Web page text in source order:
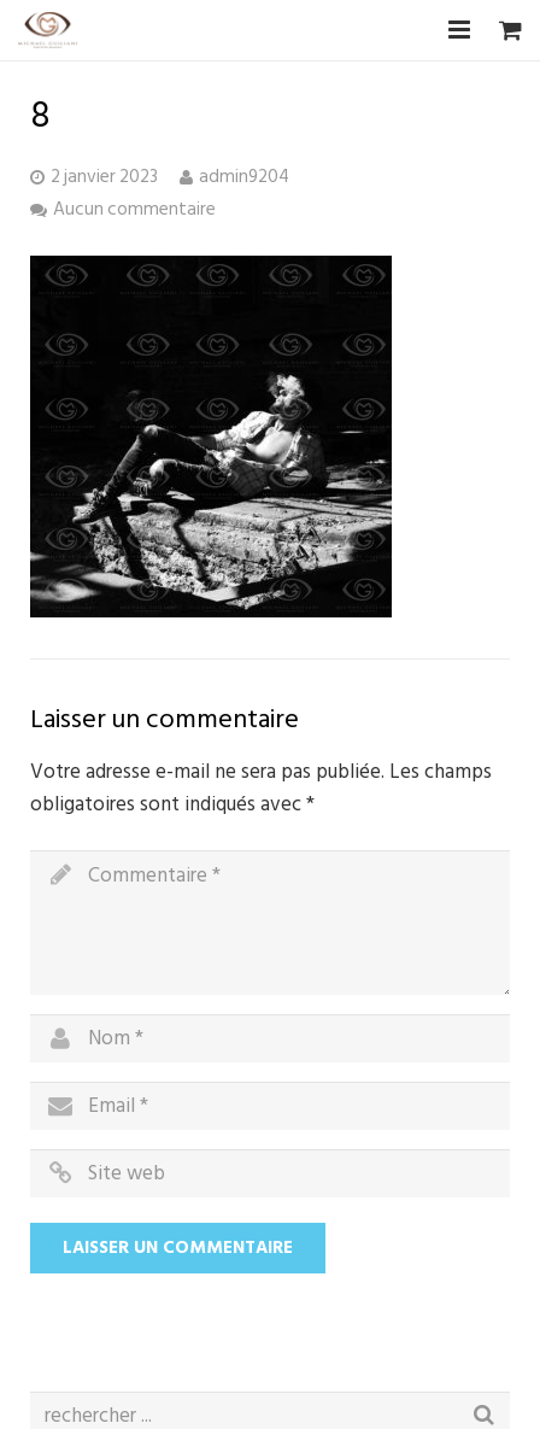
CV Artistique
Photographies
Boutique
Livre d’or
F.A.Q
Contact
8
2 janvier 2023
admin9204
Aucun commentaire
Laisser un commentaire
Votre adresse e-mail ne sera pas publiée. Les champs
obligatoires sont indiqués avec*